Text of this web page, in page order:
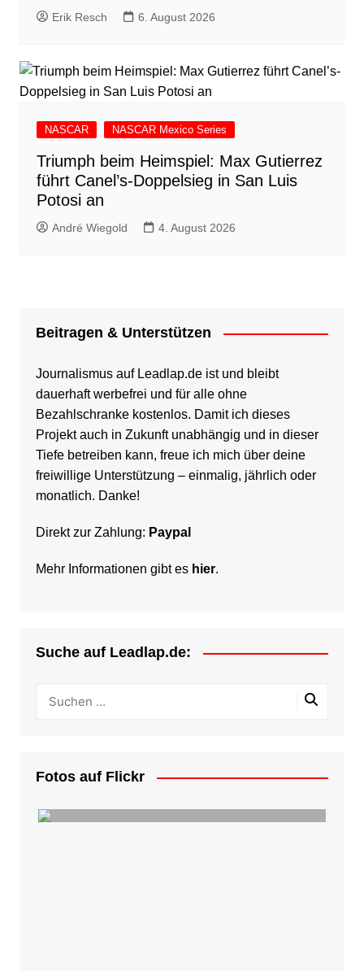
Erik Resch 6. August 2026
NASCAR NASCAR Mexico Series
Triumph beim Heimspiel: Max Gutierrez
führt Canel’s-Doppelsieg in San Luis
Potosi an
André Wiegold 4. August 2026
Beitragen & Unterstützen
Journalismus auf Leadlap.de ist und bleibt
dauerhaft werbefrei und für alle ohne
Bezahlschranke kostenlos. Damit ich dieses
Projekt auch in Zukunft unabhängig und in dieser
Tiefe betreiben kann, freue ich mich über deine
freiwillige Unterstützung – einmalig, jährlich oder
monatlich. Danke!
Direkt zur Zahlung: Paypal
Mehr Informationen gibt es hier.
Suche auf Leadlap.de:
Fotos auf Flickr